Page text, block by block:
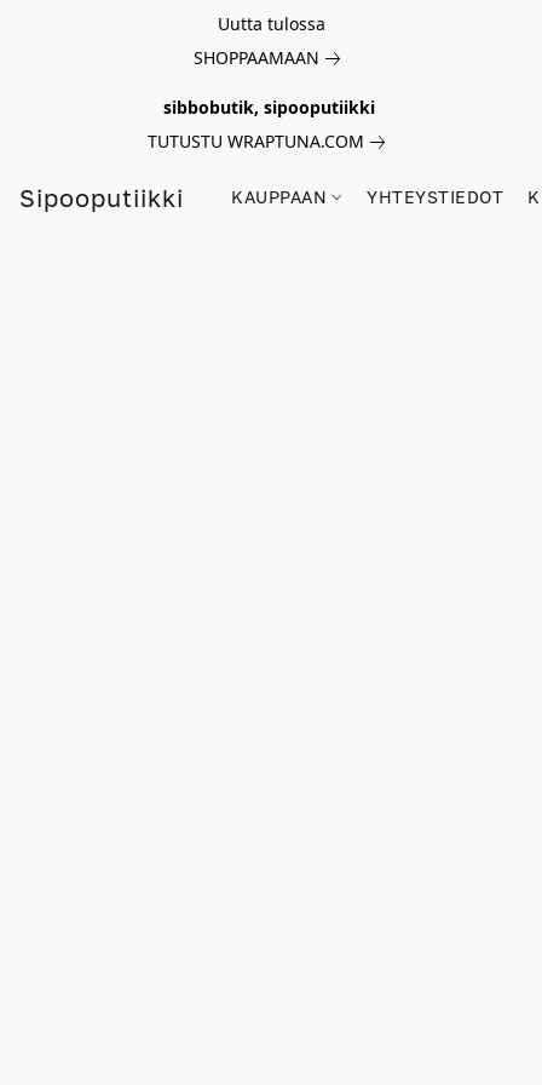
Uutta tulossa
SHOPPAAMAAN
sibbobutik, sipooputiikki
TUTUSTU WRAPTUNA.COM
Sipooputiikki KAUPPAAN YHTEYSTIEDOT